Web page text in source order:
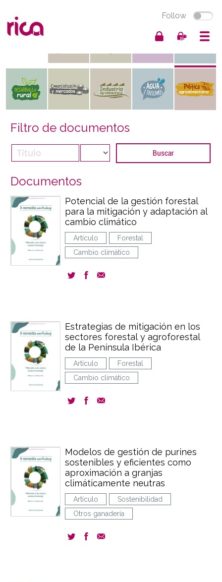
Follow
Filtro de documentos
Documentos
Potencial de la gestión forestal
para la mitigación y adaptación al
cambio climático
Artículo
Forestal
Cambio climático
Estrategias de mitigación en los
sectores forestal y agroforestal
de la Península Ibérica
Artículo
Forestal
Cambio climático
Modelos de gestión de purines
sostenibles y eficientes como
aproximación a granjas
climáticamente neutras
Artículo
Sostenibilidad
Otros ganadería